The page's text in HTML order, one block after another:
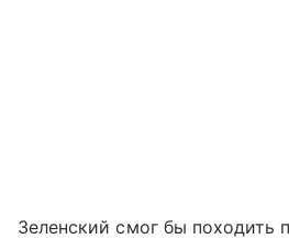
Зеленский смог бы походить